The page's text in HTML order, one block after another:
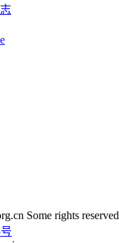
Some rights reserved